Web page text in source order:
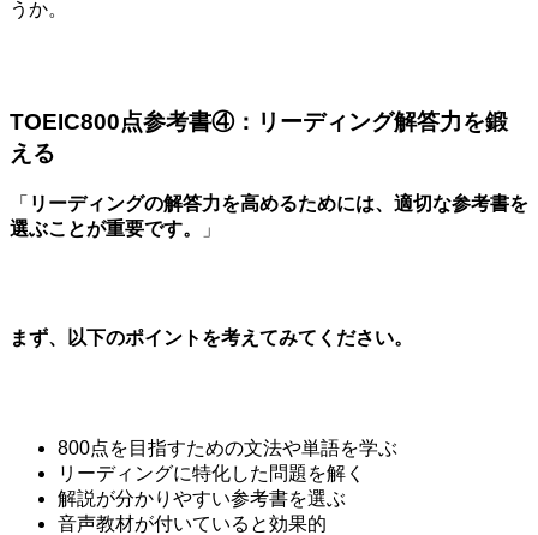
うか。
TOEIC800点参考書④：リーディング解答力を鍛
える
「 リーディングの解答力を高めるためには、適切な参考書を
選ぶことが重要です。
」
まず、以下のポイントを考えてみてください。
800点を目指すための文法や単語を学ぶ
リーディングに特化した問題を解く
解説が分かりやすい参考書を選ぶ
音声教材が付いていると効果的